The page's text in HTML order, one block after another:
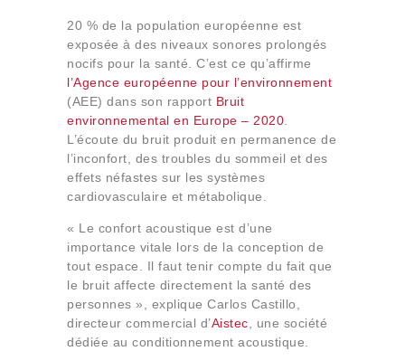
20 % de la population européenne est
exposée à des niveaux sonores prolongés
nocifs pour la santé. C’est ce qu’affirme
l’Agence européenne pour l’environnement
(AEE) dans son rapport Bruit
environnemental en Europe – 2020
L’écoute du bruit produit en permanence de
l’inconfort, des troubles du sommeil et des
effets néfastes sur les systèmes
cardiovasculaire et métabolique.
« Le confort acoustique est d’une
importance vitale lors de la conception de
tout espace. Il faut tenir compte du fait que
le bruit affecte directement la santé des
personnes », explique Carlos Castillo,
directeur commercial d’Aistec , une société
dédiée au conditionnement acoustique.